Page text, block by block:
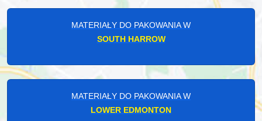
MATERIAŁY DO PAKOWANIA W
SOUTH HARROW
MATERIAŁY DO PAKOWANIA W
LOWER EDMONTON